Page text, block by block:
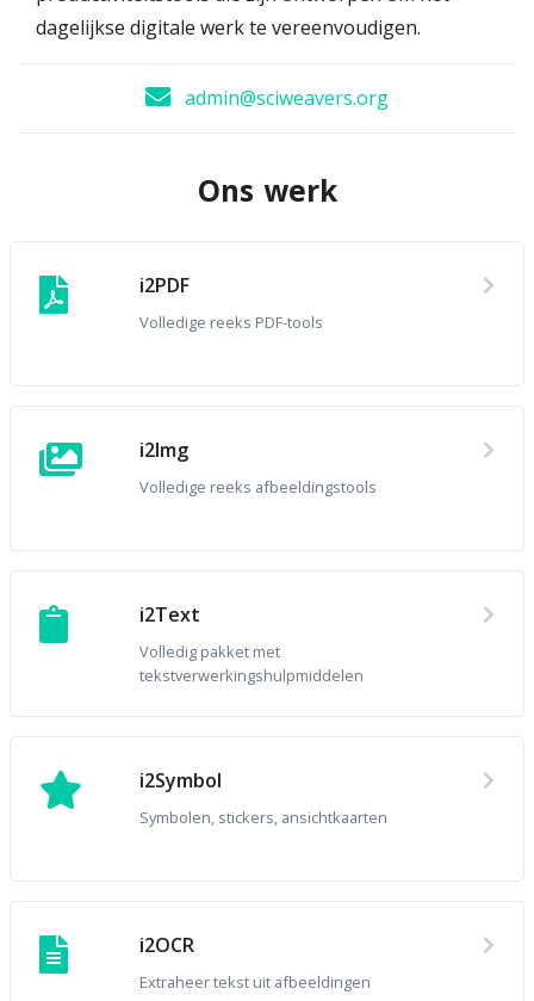
dagelijkse digitale werk te vereenvoudigen.
admin@sciweavers.org
Ons werk
i2PDF
Volledige reeks PDF-tools
i2Img
Volledige reeks afbeeldingstools
i2Text
Volledig pakket met
tekstverwerkingshulpmiddelen
i2Symbol
Symbolen, stickers, ansichtkaarten
i2OCR
Extraheer tekst uit afbeeldingen